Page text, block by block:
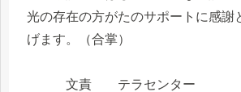
光の存在の方がたのサポートに感謝
げます。（合掌）
文責 テラセンター